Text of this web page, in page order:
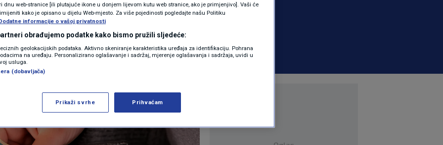
KLIMATSKE PROMJENE
FOTO
VIDEO
Više
dnu web-stranice [ili plutajuće ikone u donjem lijevom kutu web stranice, ako je primjenjivo]. Vaši će
kako je opisano u dijelu Web-mjesto. Za više pojedinosti pogledajte našu Politiku
informacije o vašoj privatnosti
obrađujemo podatke kako bismo pružili sljedeće:
geolokacijskih podataka. Aktivno skeniranje karakteristika uređaja za identifikaciju. Pohrana
na uređaju. Personalizirano oglašavanje i sadržaj, mjerenje oglašavanja i sadržaja, uvidi u
usluga.
(dobavljača)
Prikaži svrhe Prihvaćam